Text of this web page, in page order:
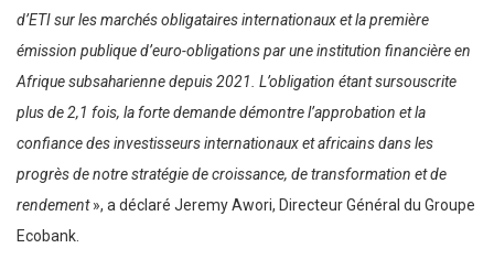
d’ETI sur les marchés obligataires internationaux et la première
émission publique d’euro-obligations par une institution financière en
Afrique subsaharienne depuis 2021. L’obligation étant sursouscrite
plus de 2,1 fois, la forte demande démontre l’approbation et la
confiance des investisseurs internationaux et africains dans les
progrès de notre stratégie de croissance, de transformation et de
rendement», a déclaré Jeremy Awori, Directeur Général du Groupe
Ecobank.